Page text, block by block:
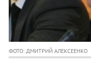
ФОТО: ДМИТРИЙ АЛЕКСЕЕНКО